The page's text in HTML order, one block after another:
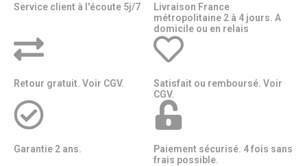
Service client à l'écoute 5j/7
Livraison France
métropolitaine 2 à 4 jours. A
domicile ou en relais​​
Retour gratuit. Voir CGV.
Satisfait ou remboursé. Voir
CGV.
Garantie 2 ans.
Paiement sécurisé. 4 fois sans
frais possible.